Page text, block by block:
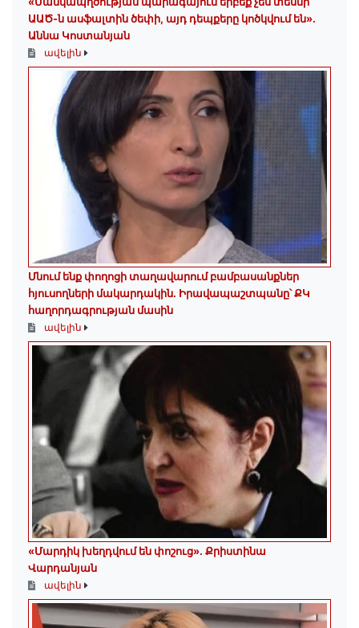
ԱԱԾ-ն ասֆալտին ծեփի, այդ դեպքերը կոծկվում են»․
Աննա Կոստանյան
ավելին
Մնում ենք փողոցի տաղավարում բամբասանքներ
հյուսողների մակարդակին․ Իրավապաշտպանը՝ ՔԿ
հաղորդագրության մասին
ավելին
«Մարդիկ խեղդվում են փոշուց»․ Քրիստինա
Վարդանյան
ավելին